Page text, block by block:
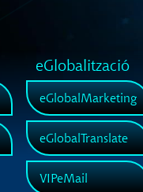
eGlobalització
eGlobalMarketing
eGlobalTranslate
VIPeMail